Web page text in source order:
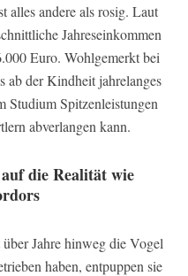
alles andere als rosig. Laut
Jahreseinkommen
Euro. Wohlgemerkt bei
ab der Kindheit jahrelanges
Studium Spitzenleistungen
abverlangen kann.
die Realität wie
Jahre hinweg die Vogel
haben, entpuppen sie